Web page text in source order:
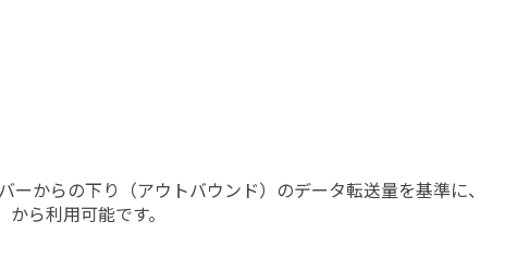
らの下り（アウトバウンド）のデータ転送量を基準に、
ら利用可能です。